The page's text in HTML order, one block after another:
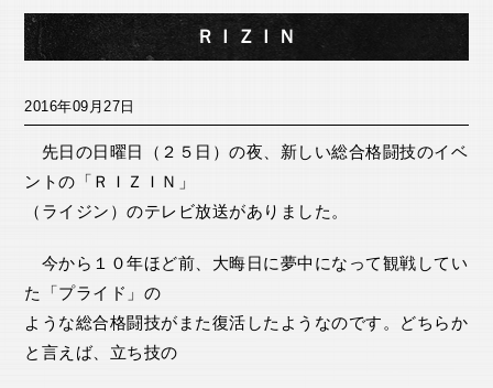
ＲＩＺＩＮ
2016年09月27日
先日の日曜日（２５日）の夜、新しい総合格闘技のイベ
ントの「ＲＩＺＩＮ」
（ライジン）のテレビ放送がありました。
今から１０年ほど前、大晦日に夢中になって観戦してい
た「プライド」の
ような総合格闘技がまた復活したようなのです。どちらか
と言えば、立ち技の